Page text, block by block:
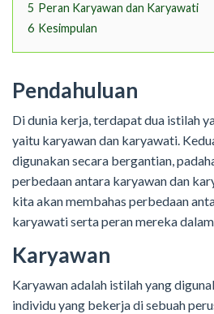
5 Peran Karyawan dan Karyawati
6 Kesimpulan
Pendahuluan
Di dunia kerja, terdapat dua istilah
yaitu karyawan dan karyawati.
digunakan secara bergantian,
perbedaan antara karyawan dan
kita akan membahas perbedaan
karyawati serta peran mereka
Karyawan
Karyawan adalah istilah yang
individu yang bekerja di sebuah